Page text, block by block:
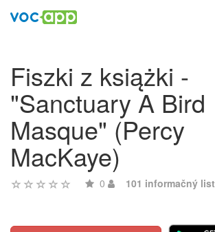
Fiszki z książki -
"Sanctuary A Bird
Masque" (Percy
MacKaye)
0 101 informačný list